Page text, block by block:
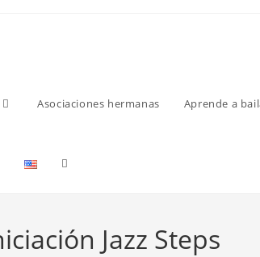
Asociaciones hermanas Aprende a
Alternar
Jazz Steps